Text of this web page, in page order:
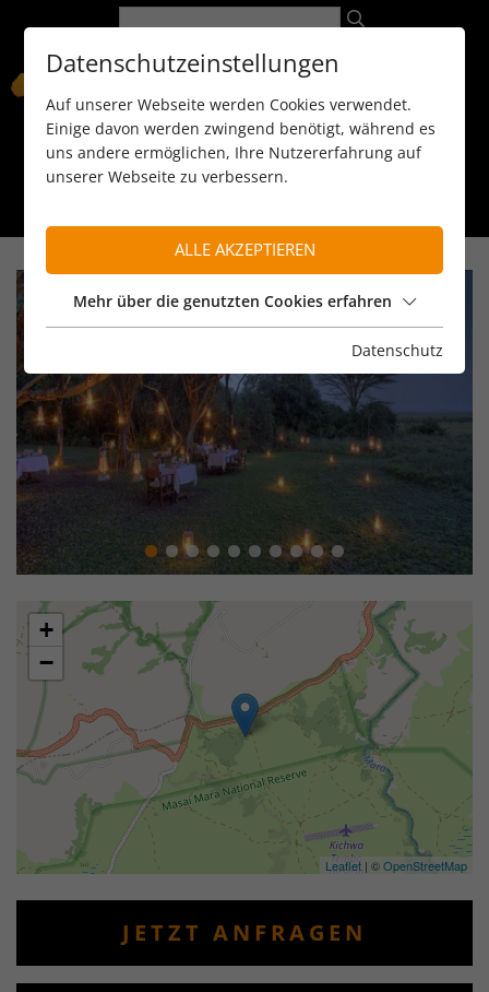
089 / 8 11 90 15
+
−
Leaflet | ©OpenStreetMap
JETZT ANFRAGEN
Datenschutzeinstellungen
Auf unserer Webseite werden Cookies verwendet.
Einige davon werden zwingend benötigt, während es
uns andere ermöglichen, Ihre Nutzererfahrung auf
unserer Webseite zu verbessern.
ALLE AKZEPTIEREN
Mehr über die genutzten Cookies erfahren
Datenschutz